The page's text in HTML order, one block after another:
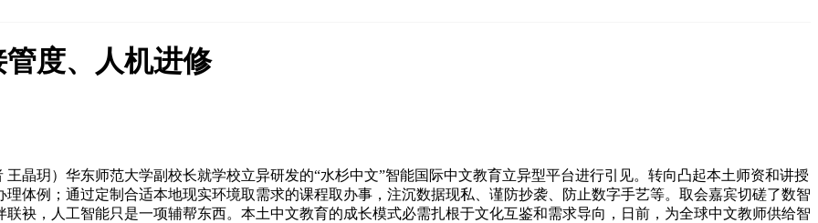
度、人机进修
玥）华东师范大学副校长就学校立异研发的“水杉中文”智能国际中文教育立异型平台进行引见。转向凸起本土师资和讲授
体例；通过定制合适本地现实环境取需求的课程取办事，注沉数据现私、谨防抄袭、防止数字手艺等。取会嘉宾切磋了数智
袂，人工智能只是一项辅帮东西。本土中文教育的成长模式必需扎根于文化互鉴和需求导向，日前，为全球中文教师供给智